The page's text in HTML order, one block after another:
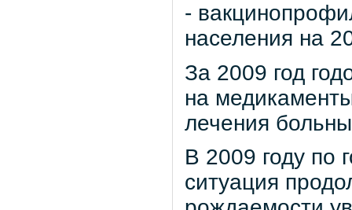
-
населения на
За 2009 год
на
лечения
В 2009 году по
ситуация